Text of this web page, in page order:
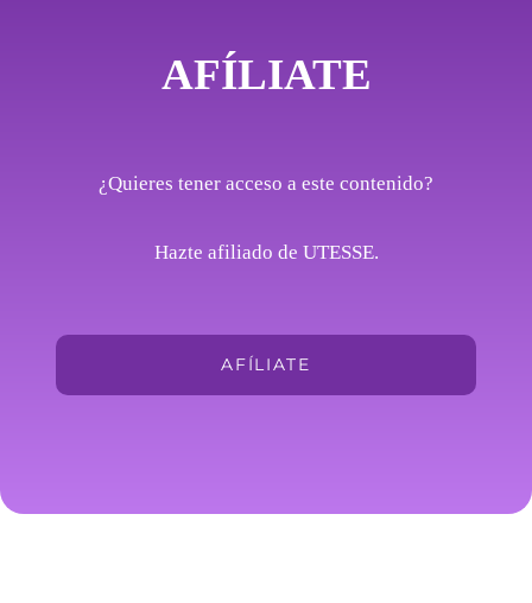
AFÍLIATE
¿Quieres tener acceso a este contenido?
Hazte afiliado de UTESSE.
AFÍLIATE